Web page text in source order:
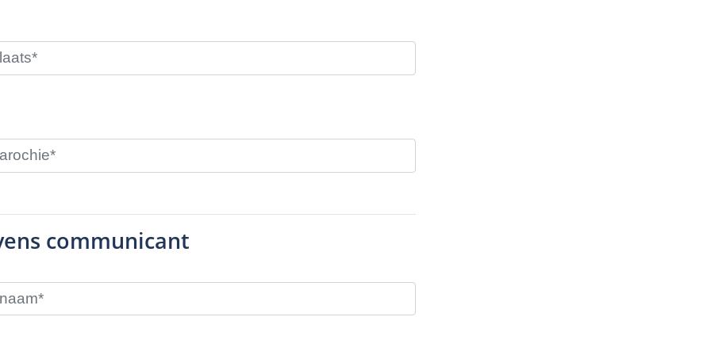
communicant